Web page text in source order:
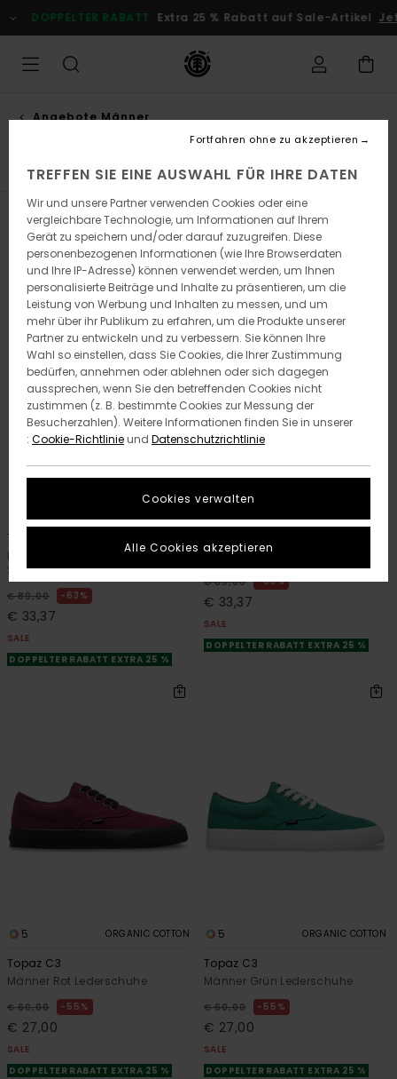
zur
Produkt
springen
DOPPELTER RABATT Extra 25 % Rabatt auf Sale-Artikel
Angebote Männer
Filtern & Sortieren 10Ergebnisse
Direkt
Filterkriterien
springen
Überspringen
filtern
nach
Topaz C3 3.0
Männer Weiss Wildleder-
Schuhe
€ 89,00 63%
€ 33,37
SALE
DOPPELTER RABATT EXTRA 25 %
Männer Grau Wildleder-Schuhe
€ 89,00 63%
€ 33,37
SALE
DOPPELTER RABATT EXTRA 25 %
5 ORGANIC COTTON
Topaz C3
Männer Rot Lederschuhe
€ 60,00 55%
€ 27,00
SALE
DOPPELTER RABATT EXTRA 25 %
5 ORGANIC COTTON
Topaz C3
Männer Grün Lederschuhe
€ 60,00 55%
€ 27,00
SALE
DOPPELTER RABATT EXTRA 25 %
TREFFEN SIE EINE AUSWAHL FÜR IHRE DATEN
Wir und unsere Partner verwenden Cookies oder eine
vergleichbare Technologie, um Informationen auf Ihrem
Gerät zu speichern und/oder darauf zuzugreifen. Diese
personenbezogenen Informationen (wie Ihre Browserdaten
und Ihre IP-Adresse) können verwendet werden, um Ihnen
personalisierte Beiträge und Inhalte zu präsentieren, um die
Leistung von Werbung und Inhalten zu messen, und um
mehr über ihr Publikum zu erfahren, um die Produkte unserer
Partner zu entwickeln und zu verbessern. Sie können Ihre
Wahl so einstellen, dass Sie Cookies, die Ihrer Zustimmung
bedürfen, annehmen oder ablehnen oder sich dagegen
aussprechen, wenn Sie den betreffenden Cookies nicht
zustimmen (z. B. bestimmte Cookies zur Messung der
Besucherzahlen). Weitere Informationen finden Sie in unserer
: Cookie-Richtlinieund Datenschutzrichtlinie
Cookies verwalten
Fortfahren ohne zu akzeptieren
Alle Cookies akzeptieren